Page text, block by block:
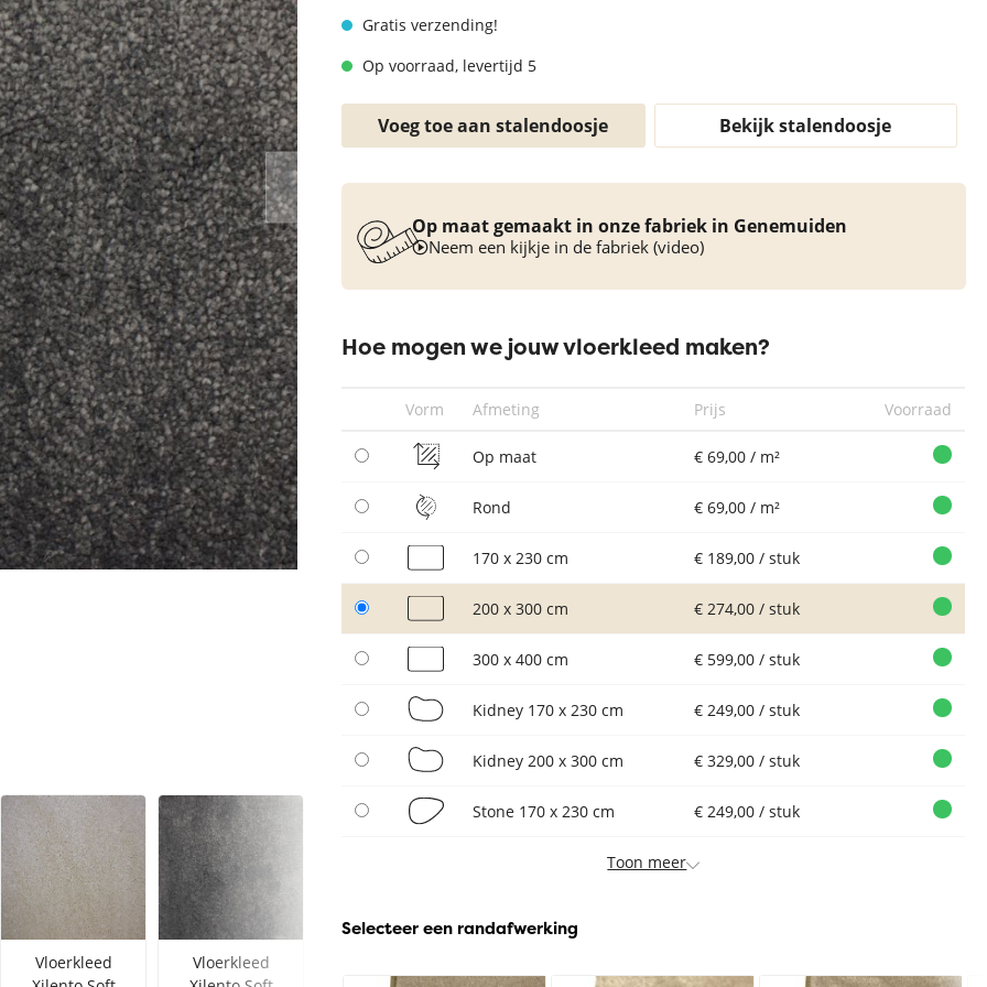
Vloerkleed turquoise
Gratis verzending!
Op voorraad, levertijd 5
Voeg toe aan stalendoosje Bekijk stalendoosje
Op maat gemaakt in onze fabriek in Genemuiden
Neem een kijkje in de fabriek (video)
Hoe mogen we jouw vloerkleed maken?
Vorm Afmeting Prijs Voorraad
Op maat € 69,00 / m²
Rond € 69,00 / m²
170 x 230 cm € 189,00 / stuk
200 x 300 cm € 274,00 / stuk
300 x 400 cm € 599,00 / stuk
Kidney 170 x 230 cm € 249,00 / stuk
Kidney 200 x 300 cm € 329,00 / stuk
Stone 170 x 230 cm € 249,00 / stuk
Toon meer
Selecteer een randafwerking
Vloerkleed
Vloerkleed